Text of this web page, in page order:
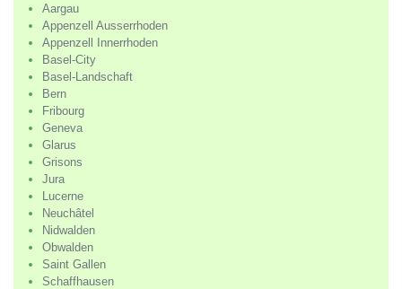
Aargau
Appenzell Ausserrhoden
Appenzell Innerrhoden
Basel-City
Basel-Landschaft
Bern
Fribourg
Geneva
Glarus
Grisons
Jura
Lucerne
Neuchâtel
Nidwalden
Obwalden
Saint Gallen
Schaffhausen